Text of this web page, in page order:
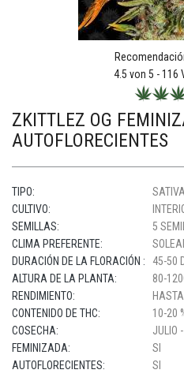
4.5 von 5 -116
ZKITTLEZ OG
AUTOFLORECIENTES
TIPO:
CULTIVO:
SEMILLAS:
5
CLIMA PREFERENTE:
DURACIÓN DE LA FLORACIÓN :
45-50
ALTURA DE LA PLANTA:
80-
RENDIMIENTO:
CONTENIDO DE THC:
10-20
COSECHA:
JULIO
FEMINIZADA:
SI
AUTOFLORECIENTES:
SI